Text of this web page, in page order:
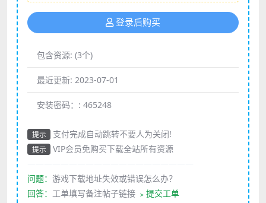
登录后购买
包含资源: (3个)
最近更新: 2023-07-01
安装密码：: 465248
提示 支付完成自动跳转不要人为关闭!
提示
VIP会员免购买下载全站所有资源
问题： 游戏下载地址失效或错误怎么办？
回答： 工单填写备注帖子链接 ﹥提交工单